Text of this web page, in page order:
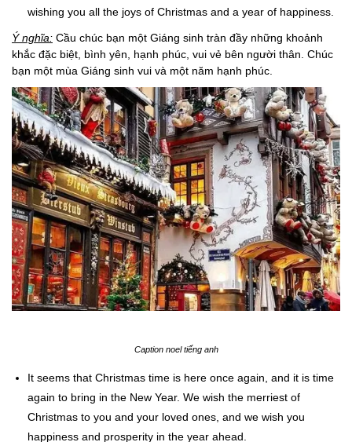
wishing you all the joys of Christmas and a year of happiness.
Ý nghĩa: Cầu chúc bạn một Giáng sinh tràn đầy những khoảnh
khắc đặc biệt, bình yên, hạnh phúc, vui vẻ bên người thân. Chúc
bạn một mùa Giáng sinh vui và một năm hạnh phúc.
Caption noel tiếng anh
It seems that Christmas time is here once again, and it is time
again to bring in the New Year. We wish the merriest of
Christmas to you and your loved ones, and we wish you
happiness and prosperity in the year ahead.